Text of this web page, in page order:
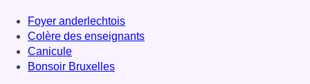
Foyer anderlechtois
Colère des enseignants
Canicule
Bonsoir Bruxelles